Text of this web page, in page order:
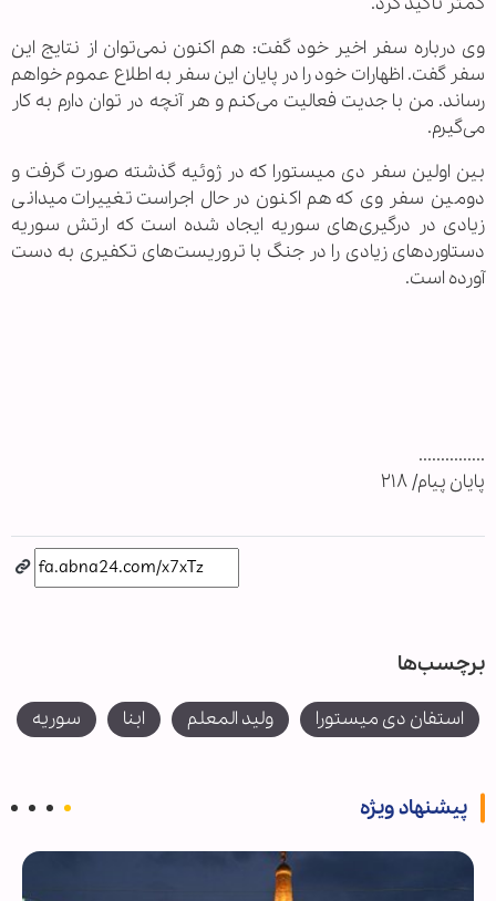
وی درباره سفر اخیر خود گفت: هم اکنون نمی‌توان از نتایج این
سفر گفت. اظهارات خود را در پایان این سفر به اطلاع عموم خواهم
رساند. من با جدیت فعالیت می‌کنم و هر آنچه در توان دارم به کار
می‌گیرم.
بین اولین سفر دی میستورا که در ژوئیه گذشته صورت گرفت و
دومین سفر وی که هم اکنون در حال اجراست تغییرات میدانی
زیادی در درگیری‌های سوریه ایجاد شده است که ارتش سوریه
دستاوردهای زیادی را در جنگ با تروریست‌های تکفیری به دست
آورده است.
...............
پایان پیام/ ۲۱۸
برچسب‌ها
استفان دی میستورا ولید المعلم ابنا سوریه
پیشنهاد ویژه